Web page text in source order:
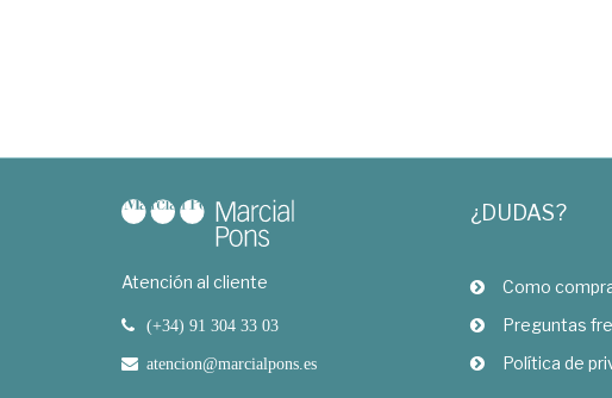
Atención al cliente
(+34) 91 304 33 03
atencion@marcialpons.es
¿DUDAS?
Como
Preguntas
Política de